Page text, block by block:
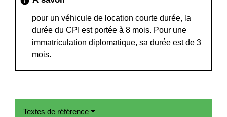
pour un véhicule de location courte durée, la
durée du CPI est portée à 8 mois. Pour une
immatriculation diplomatique, sa durée est de 3
mois.
Textes de référence